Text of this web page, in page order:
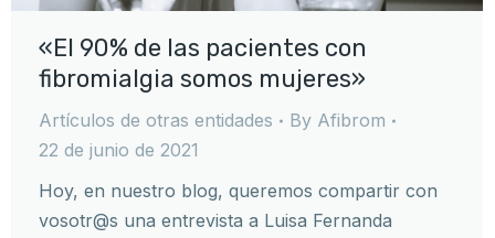
«El 90% de las pacientes con
fibromialgia somos mujeres»
Artículos de otras entidades By Afibrom
22 de junio de 2021
Hoy, en nuestro blog, queremos compartir con
vosotr@s una entrevista a Luisa Fernanda